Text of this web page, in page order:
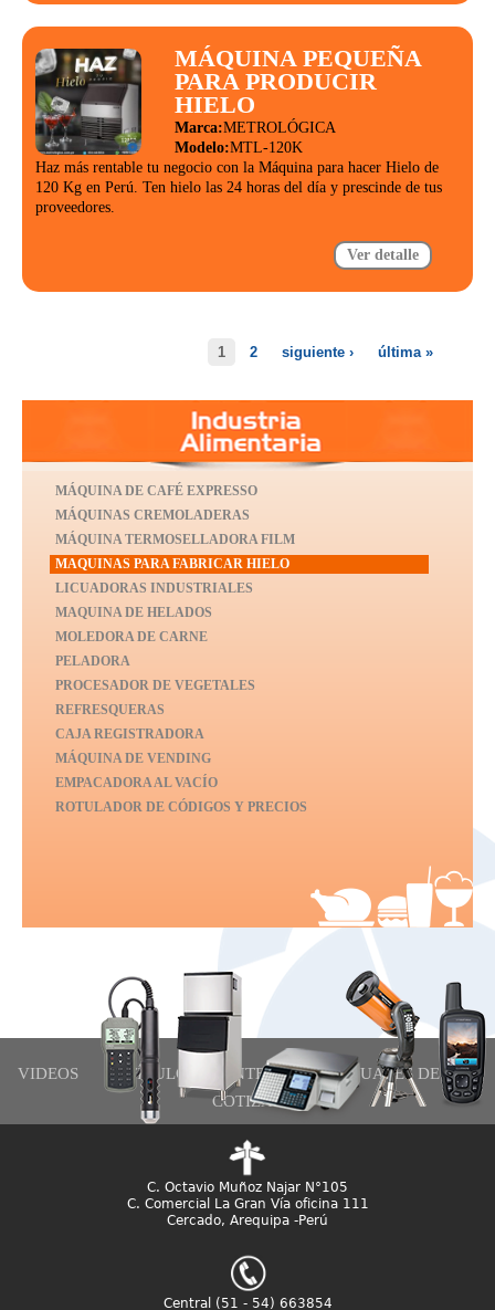
MÁQUINA PEQUEÑA
PARA PRODUCIR
HIELO
Marca:METROLÓGICA
Modelo:MTL-120K
Haz más rentable tu negocio con la Máquina para hacer Hielo de
120 Kg en Perú. Ten hielo las 24 horas del día y prescinde de tus
proveedores.
Ver detalle
1 2 siguiente › última »
MÁQUINA DE CAFÉ EXPRESSO
MÁQUINAS CREMOLADERAS
MÁQUINA TERMOSELLADORA FILM
MAQUINAS PARA FABRICAR HIELO
LICUADORAS INDUSTRIALES
MAQUINA DE HELADOS
MOLEDORA DE CARNE
PELADORA
PROCESADOR DE VEGETALES
REFRESQUERAS
CAJA REGISTRADORA
MÁQUINA DE VENDING
EMPACADORA AL VACÍO
ROTULADOR DE CÓDIGOS Y PRECIOS
VIDEOS ARTÍCULOS DE INTERÉS
MANUALES DE USO
COTIZAR
C. Octavio Muñoz Najar N°105
C. Comercial La Gran Vía oficina 111
Cercado, Arequipa -Perú
Central (51 - 54) 663854